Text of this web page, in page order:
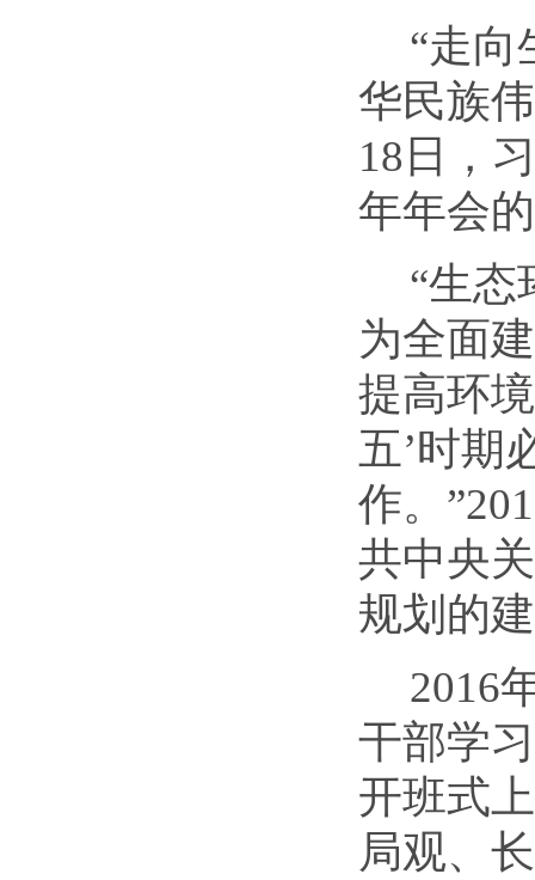
“走向
华民族
18日，
年年会
“生态
为全面
提高环
五’时期
作。
共中央
规划的
2016
干部学
开班式
局观、